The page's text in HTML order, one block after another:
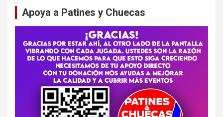
Apoya a Patines y Chuecas